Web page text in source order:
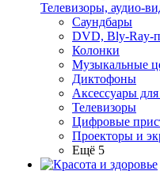
Телевизоры, аудио-
Саундбары
DVD, Bly-Ray-
Колонки
Музыкальные
Диктофоны
Аксессуары
Телевизоры
Цифровые
Проекторы и
Ещё 5